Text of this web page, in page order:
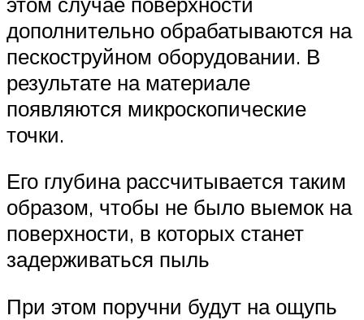
дополнительно обрабатываются на
пескоструйном оборудовании. В
результате на материале
появляются микроскопические
точки.
Его глубина рассчитывается таким
образом, чтобы не было выемок на
поверхности, в которых станет
задерживаться пыль
При этом поручни будут на ощупь